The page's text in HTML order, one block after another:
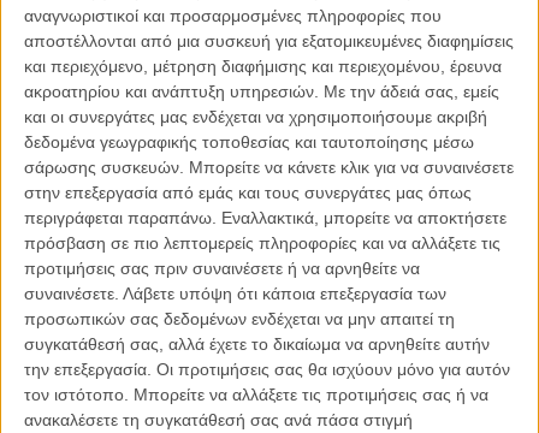
αναγνωριστικοί και προσαρμοσμένες πληροφορίες που
αποστέλλονται από μια συσκευή για εξατομικευμένες διαφημίσεις
και περιεχόμενο, μέτρηση διαφήμισης και περιεχομένου, έρευνα
ακροατηρίου και ανάπτυξη υπηρεσιών. Με την άδειά σας, εμείς
και οι συνεργάτες μας ενδέχεται να χρησιμοποιήσουμε ακριβή
δεδομένα γεωγραφικής τοποθεσίας και ταυτοποίησης μέσω
σάρωσης συσκευών. Μπορείτε να κάνετε κλικ για να συναινέσετε
στην επεξεργασία από εμάς και τους συνεργάτες μας όπως
περιγράφεται παραπάνω. Εναλλακτικά, μπορείτε να αποκτήσετε
πρόσβαση σε πιο λεπτομερείς πληροφορίες και να αλλάξετε τις
προτιμήσεις σας πριν συναινέσετε ή να αρνηθείτε να
συναινέσετε. Λάβετε υπόψη ότι κάποια επεξεργασία των
προσωπικών σας δεδομένων ενδέχεται να μην απαιτεί τη
συγκατάθεσή σας, αλλά έχετε το δικαίωμα να αρνηθείτε αυτήν
την επεξεργασία. Οι προτιμήσεις σας θα ισχύουν μόνο για αυτόν
τον ιστότοπο. Μπορείτε να αλλάξετε τις προτιμήσεις σας ή να
ανακαλέσετε τη συγκατάθεσή σας ανά πάσα στιγμή
εντέλεια, μια εξαντλημένη μητέρα ενώνει τις δυνάμεις της με δύο
άλλες στρεσαρισμένες μανάδες για μια αποστολή, που έχει στόχο
να τις απελευθερώσει. Αποτέλεσμα; Μία γερή δόση ξέφρενης
διασκέδασης, κραιπάλης και απαγορευμένων απολαύσεων, που τις
φέρνει σε τροχιά σύγκρουσης με την καθώς πρέπει επικεφαλής του
συλλόγου γονέων και κηδεμόνων.
Μοιάζει δύσκολο να δεις την Μίλα Κούνις ως milf στο σινεμά, ακόμη
κι αν όπως εξηγεί περισσότερες από μία φορές στην ταινία, έκανε το
πρώτο της παιδί στα 20, αλλά η αληθοφάνεια είναι προφανώς το
λιγότερο που απασχολεί μια κωμωδία που θέλει να σπρώξει τα
κλισέ του τι σημαίνει καλή μητέρα στα όρια του καλού γούστου.
Διότι οι αστείες σκηνές σε αυτή την κωμωδία που μπερδεύει το
ανίερο με το κακόγουστο -για να είμαστε ειλικρινείς όμως, κάνοντας
κάποιες στάσεις στο γυμνασιακά ξεκαρδιστικό-, έχουν να κάνουν με
το σέξ και τις καταχρήσεις, κι όχι με κάποιου είδους γυναικεία